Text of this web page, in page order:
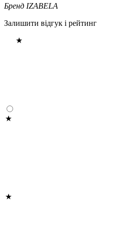
Бренд IZABELA
Залишити відгук і рейтинг